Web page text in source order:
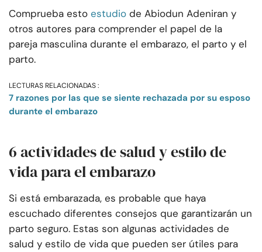
Comprueba esto estudio de Abiodun Adeniran y
otros autores para comprender el papel de la
pareja masculina durante el embarazo, el parto y el
parto.
LECTURAS RELACIONADAS :
7 razones por las que se siente rechazada por su esposo
durante el embarazo
6 actividades de salud y estilo de
vida para el embarazo
Si está embarazada, es probable que haya
escuchado diferentes consejos que garantizarán un
parto seguro. Estas son algunas actividades de
salud y estilo de vida que pueden ser útiles para